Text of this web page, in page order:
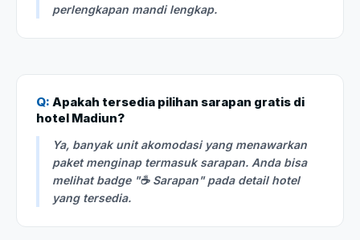
perlengkapan mandi lengkap.
Q: Apakah tersedia pilihan sarapan gratis di
hotel Madiun?
Ya, banyak unit akomodasi yang menawarkan
paket menginap termasuk sarapan. Anda bisa
melihat badge "☕ Sarapan" pada detail hotel
yang tersedia.